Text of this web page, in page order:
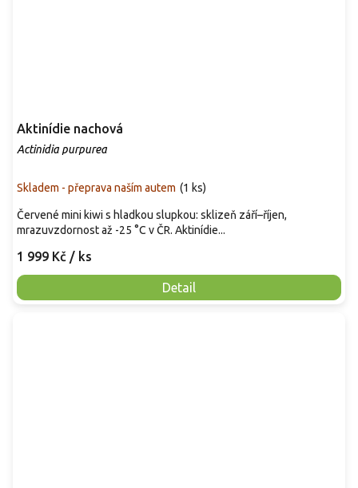
Aktinídie nachová
Actinidia purpurea
Skladem - přeprava naším autem (1 ks)
1 999 Kč / ks
Detail
Červené mini kiwi s hladkou slupkou: sklizeň září–říjen,
mrazuvzdornost až -25 °C v ČR. Aktinídie...